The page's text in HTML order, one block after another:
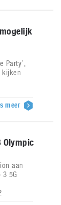
kijken
meer
Olympic
aan
3 5G